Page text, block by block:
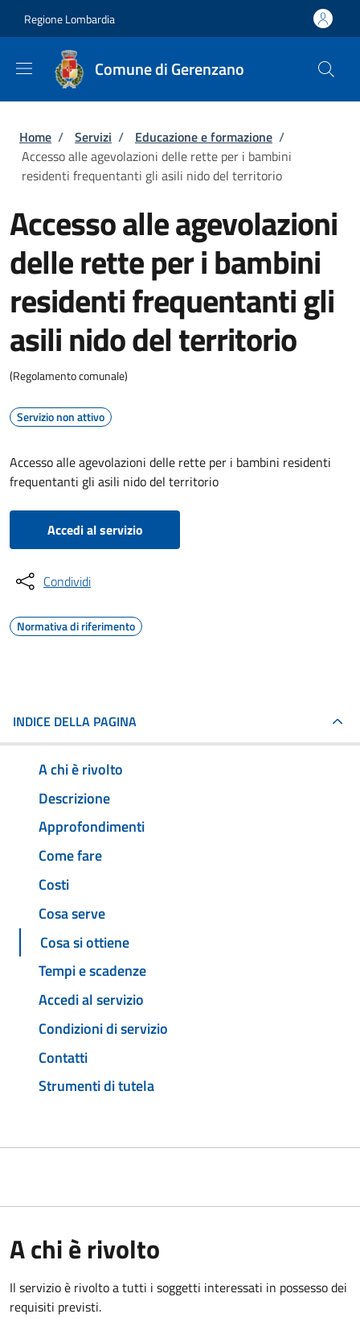
Regione Lombardia
Comune di Gerenzano
Briciole di pane
Home / Servizi / Educazione e formazione /
Accesso alle agevolazioni delle rette per i bambini
residenti frequentanti gli asili nido del territorio
Accesso alle agevolazioni
delle rette per i bambini
residenti frequentanti gli
asili nido del territorio
(Regolamento comunale)
Servizio non attivo
Accesso alle agevolazioni delle rette per i bambini residenti
frequentanti gli asili nido del territorio
Accedi al servizio
Condividi
Normativa di riferimento
INDICE DELLA PAGINA
A chi è rivolto
Descrizione
Approfondimenti
Come fare
Costi
Cosa serve
Cosa si ottiene
Tempi e scadenze
Accedi al servizio
Condizioni di servizio
Contatti
Strumenti di tutela
A chi è rivolto
Il servizio è rivolto a tutti i soggetti interessati in possesso dei
requisiti previsti.